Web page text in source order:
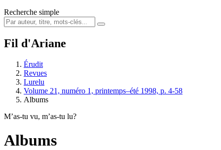
Recherche simple
Fil d'Ariane
Érudit
Revues
Lurelu
Volume 21, numéro 1, printemps–été 1998, p. 4-58
Albums
M’as-tu vu, m’as-tu lu?
Albums